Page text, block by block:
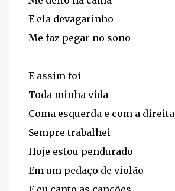
E ela devagarinho
Me faz pegar no sono
E assim foi
Toda minha vida
Coma esquerda e com a direita
Sempre trabalhei
Hoje estou pendurado
Em um pedaço de violão